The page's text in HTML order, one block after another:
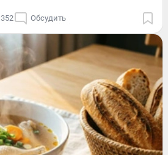
352 Обсудить